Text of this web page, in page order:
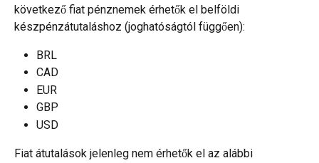
következő fiat pénznemek érhetők el belföldi
készpénzátutaláshoz (joghatóságtól függően):
BRL
CAD
EUR
GBP
USD
Fiat átutalások jelenleg nem érhetők el az alábbi